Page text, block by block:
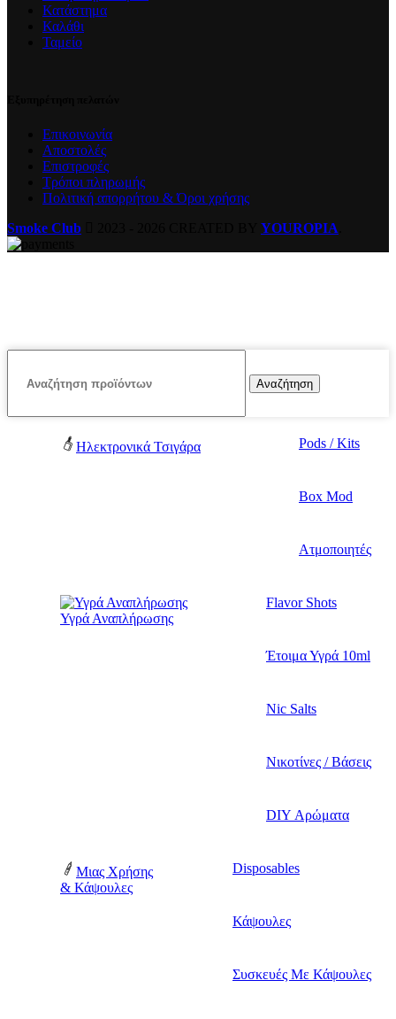
Κατάστημα
Καλάθι
Ταμείο
Επικοινωνία
Αποστολές
Επιστροφές
Τρόποι πληρωμής
Πολιτική απορρήτου & Όροι χρήσης
Smoke Club
YOUROPIA
Αναζήτηση
Ηλεκτρονικά Τσιγάρα Pods / Kits
Box Mod
Ατμοποιητές
Υγρά Αναπλήρωσης
Flavor Shots
Έτοιμα Υγρά 10ml
Nic Salts
Νικοτίνες / Βάσεις
DIY Αρώματα
Μιας Χρήσης
& Κάψουλες
Disposables
Κάψουλες
Συσκευές Με Κάψουλες